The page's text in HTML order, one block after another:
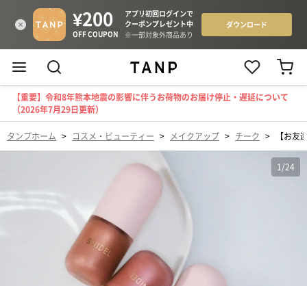
【重要】令和8年熊本地震の影響に伴うお荷物のお届け停止・遅延について
（2026年7月29日更新）
タンプホーム > コスメ・ビューティー > メイクアップ > チーク > 【お
1 /24